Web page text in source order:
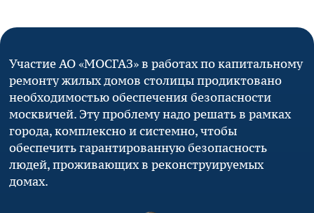
Участие АО «МОСГАЗ» в работах по капитальному
ремонту жилых домов столицы продиктовано
необходимостью обеспечения безопасности
москвичей. Эту проблему надо решать в рамках
города, комплексно и системно, чтобы
обеспечить гарантированную безопасность
людей, проживающих в реконструируемых
домах.